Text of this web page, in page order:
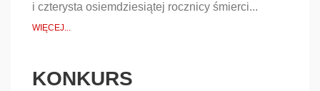
i czterysta osiemdziesiątej rocznicy śmierci...
WIĘCEJ...
KONKURS